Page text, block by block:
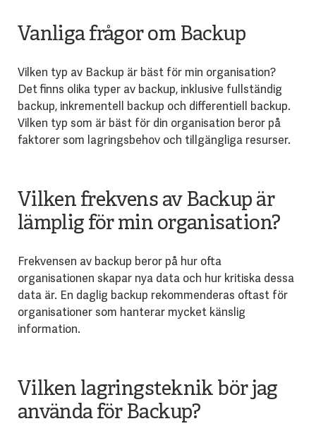
Vanliga frågor om Backup
Vilken typ av Backup är bäst för min organisation?
Det finns olika typer av backup, inklusive fullständig
backup, inkrementell backup och differentiell backup.
Vilken typ som är bäst för din organisation beror på
faktorer som lagringsbehov och tillgängliga resurser.
Vilken frekvens av Backup är
lämplig för min organisation?
Frekvensen av backup beror på hur ofta
organisationen skapar nya data och hur kritiska dessa
data är. En daglig backup rekommenderas oftast för
organisationer som hanterar mycket känslig
information.
Vilken lagringsteknik bör jag
använda för Backup?